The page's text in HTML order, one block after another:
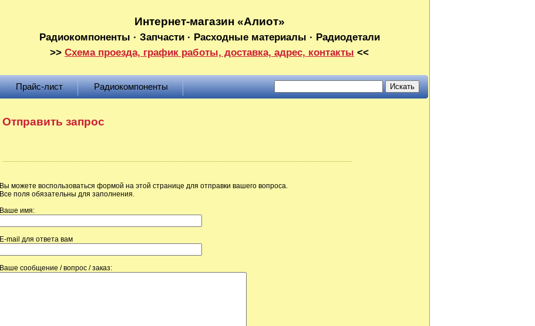
Интернет-магазин «Алиот»
Радиокомпоненты · Запчасти · Расходные материалы · Радиодетали
>> Схема проезда, график работы, доставка, адрес, контакты <<
Прайс-лист Радиокомпоненты
Отправить запрос
Вы можете воспользоваться формой на этой странице для отправки вашего вопроса.
Все поля обязательны для заполнения.
Ваше имя:
E-mail для ответа вам
Ваше сообщение / вопрос / заказ: